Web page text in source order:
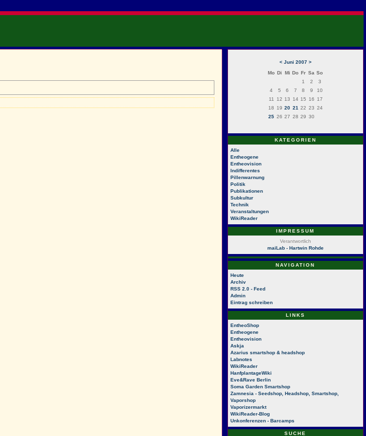
< Juni 2007 >
Mo Di Mi Do Fr Sa So
1
2
3
4
5 6 7 8 9
10
11
12 13 14 15 16
17
18
19 20 21 22 23 24
25 26 27 28 29 30
KATEGORIEN
Alle
Entheogene
Entheovision
Indifferentes
Pillenwarnung
Politik
Publikationen
Subkultur
Technik
Veranstaltungen
WikiReader
IMPRESSUM
Verantwortlich
maiLab - Hartwin Rohde
NAVIGATION
Heute
Archiv
RSS 2.0 - Feed
Admin
Eintrag schreiben
LINKS
EntheoShop
Entheogene
Entheovision
Askja
Azarius smartshop & headshop
Labnotes
WikiReader
HanfplantageWiki
Eve&Rave Berlin
Soma Garden Smartshop
Zamnesia - Seedshop, Headshop, Smartshop,
Vaporshop
Vaporizermarkt
WikiReader-Blog
Unkonferenzen - Barcamps
SUCHE